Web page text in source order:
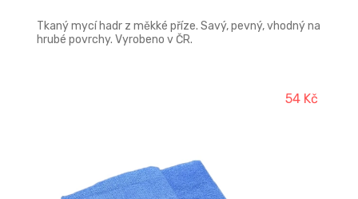
Tkaný mycí hadr z měkké příze. Savý, pevný, vhodný na
hrubé povrchy. Vyrobeno v ČR.
54 Kč